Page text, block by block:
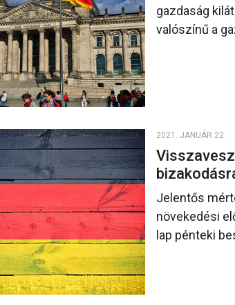
gazdaság
valószínű a
2021. JANUÁR 22.
Jelentős
növekedési
lap pénteki